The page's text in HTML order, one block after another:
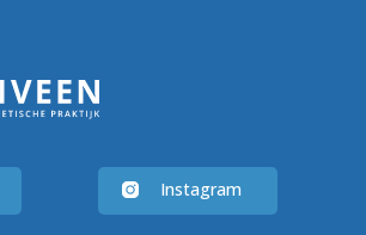
Instagram